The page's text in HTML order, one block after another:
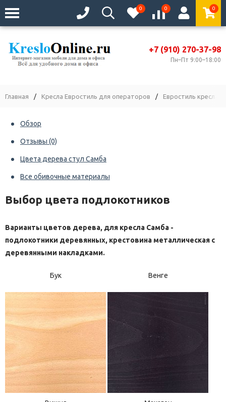
0 0 0
+7 (910) 270-37-98
Пн–Пт 9:00–18:00
Главная / Кресла Евростиль для операторов / Евростиль кресла
Обзор
Отзывы (0)
Цвета дерева стул Самба
Все обивочные материалы
Выбор цвета подлокотников
Варианты цветов дерева, для кресла Самба -
подлокотники деревянных, крестовина металлическая с
деревянными накладками.
Бук Венге